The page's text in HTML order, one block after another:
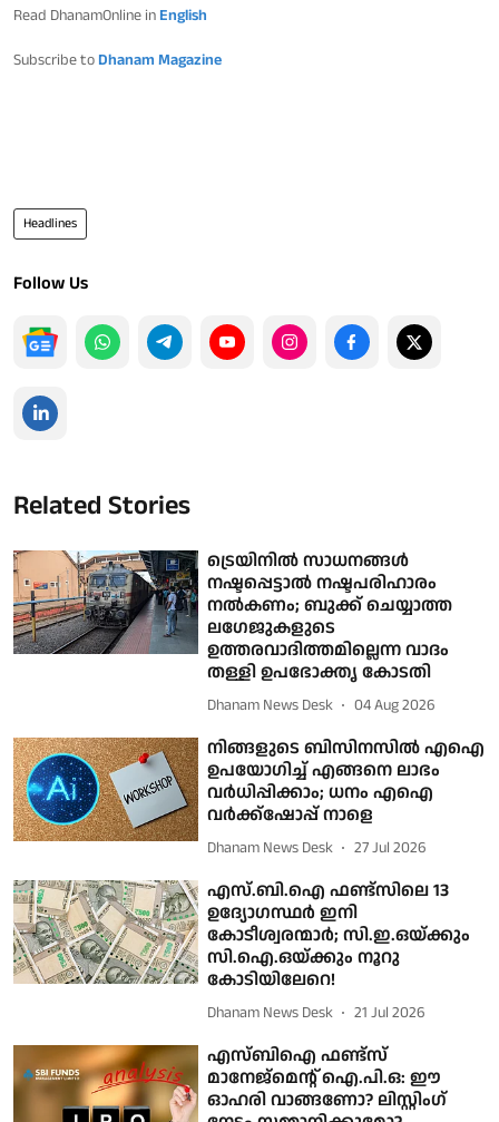
Read DhanamOnline in English
Subscribe to Dhanam Magazine
Headlines
Follow Us
Related Stories
ട്രെയിനിൽ സാധനങ്ങൾ
നഷ്ടപ്പെട്ടാൽ നഷ്ടപരിഹാരം
നൽകണം; ബുക്ക് ചെയ്യാത്ത
ലഗേജുകളുടെ
ഉത്തരവാദിത്തമില്ലെന്ന വാദം
തള്ളി ഉപഭോക്തൃ കോടതി
Dhanam News Desk 04 Aug 2026
നിങ്ങളുടെ ബിസിനസില്‍ എഐ
ഉപയോഗിച്ച് എങ്ങനെ ലാഭം
വര്‍ധിപ്പിക്കാം; ധനം എഐ
വര്‍ക്ക്ഷോപ്പ് നാളെ
Dhanam News Desk 27 Jul 2026
എസ്.ബി.ഐ ഫണ്ട്‌സിലെ 13
ഉദ്യോഗസ്ഥര്‍ ഇനി
കോടീശ്വരന്മാര്‍; സി.ഇ.ഒയ്ക്കും
സി.ഐ.ഒയ്ക്കും നൂറു
കോടിയിലേറെ!
Dhanam News Desk 21 Jul 2026
എസ്‌ബിഐ ഫണ്ട്സ്
മാനേജ്‌മെന്റ് ഐ.പി.ഒ: ഈ
ഓഹരി വാങ്ങണോ? ലി​സ്റ്റിം​ഗ്